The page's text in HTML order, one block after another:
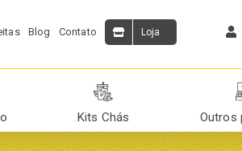
Blog Contato Loja
Kits Chás Outros